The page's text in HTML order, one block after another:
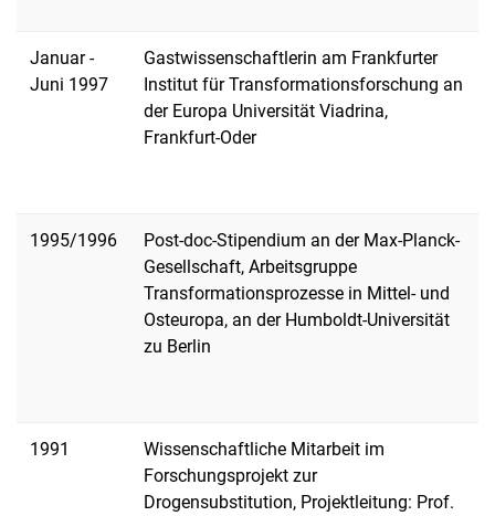
Januar -
Juni 1997
Gastwissenschaftlerin am Frankfurter
Institut für Transformationsforschung an
der Europa Universität Viadrina,
Frankfurt-Oder
1995/1996
Post-doc-Stipendium an der Max-Planck-
Gesellschaft, Arbeitsgruppe
Transformationsprozesse in Mittel- und
Osteuropa, an der Humboldt-Universität
zu Berlin
1991
Wissenschaftliche Mitarbeit im
Forschungsprojekt zur
Drogensubstitution, Projektleitung: Prof.